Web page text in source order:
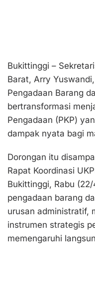
Bukittinggi –
Barat, Arry
Pengadaan Barang
bertransformasi
Pengadaan (PKP)
dampak nyata bagi
Dorongan itu
Rapat Koordinasi
Bukittinggi, Rabu
pengadaan barang
urusan administratif,
instrumen strategis
memengaruhi